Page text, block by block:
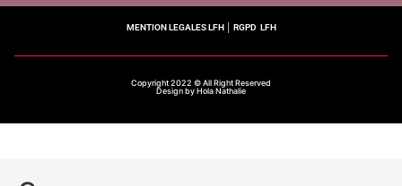
MENTION LEGALES LFH│ RGPD LFH
Copyright 2022 © All Right Reserved
Design by Hola Nathalie